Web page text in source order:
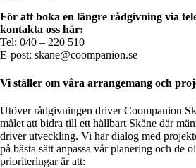
För att boka en längre rådgivning via
kontakta oss här:
Tel: 040 – 220 510
E-post: skane@coompanion.se
Vi ställer om våra arrangemang och
Utöver rådgivningen driver Coompanion
målet att bidra till ett hållbart Skåne där
driver utveckling. Vi har dialog med
på bästa sätt anpassa vår planering och de
prioriteringar är att: